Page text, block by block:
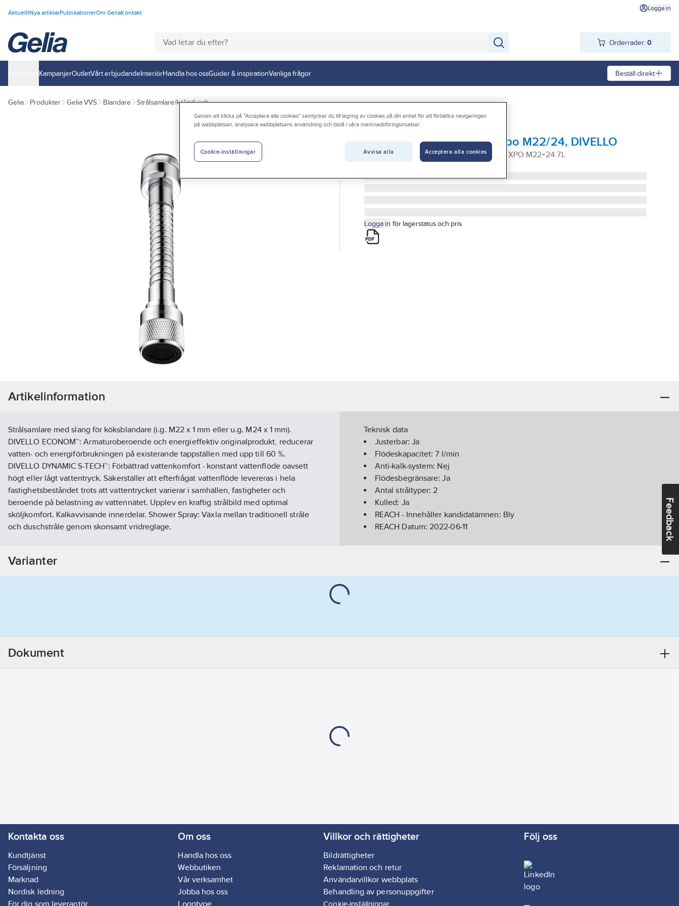
AktuelltNya artiklarPublikationerOm GeliaKontakt
Logga in
Orderrader: 0
KampanjerOutletVårt erbjudandeInteriörHandla hos ossGuider & inspirationVanliga frågor Beställ direkt
Feedback
Gelia Produkter Gelia VVS Blandare Strålsamlare/köksdusch
Strålsamlare med slang Expo M22/24, DIVELLO
STRÅLSAMLARE MED SLANG DIVELLO EXPO M22+24 7L
Logga in för lagerstatus och pris
Artikelinformation
Strålsamlare med slang för köksblandare (i.g. M22 x 1 mm eller u.g. M24 x 1 mm).
DIVELLO ECONOM™: Armaturoberoende och energieffektiv originalprodukt, reducerar
vatten- och energiförbrukningen på existerande tappställen med upp till 60 %.
DIVELLO DYNAMIC S-TECH™: Förbättrad vattenkomfort - konstant vattenflöde oavsett
högt eller lågt vattentryck. Säkerställer att efterfrågat vattenflöde levereras i hela
fastighetsbeståndet trots att vattentrycket varierar i samhällen, fastigheter och
beroende på belastning av vattennätet. Upplev en kraftig strålbild med optimal
sköljkomfort. Kalkavvisande innerdelar. Shower Spray: Växla mellan traditionell stråle
och duschstråle genom skonsamt vridreglage.
Ägarens artikelnr:
Materialklass GP13
Teknisk data
Justerbar: Ja
Flödeskapacitet:7 l/min
Anti-kalk-system: Nej
Flödesbegränsare:Ja
Antal stråltyper:2
Kulled: Ja
REACH - Innehåller kandidatämnen: Bly
REACH Datum:2022-06-11
Varianter
Dokument
Kontakta oss
Kundtjänst
Försäljning
Marknad
Nordisk ledning
För dig som leverantör
Om oss
Handla hos oss
Webbutiken
Vår verksamhet
Jobba hos oss
Logotype
Villkor och rättigheter
Bildrättigheter
Reklamation och retur
Användarvillkor webbplats
Behandling av personuppgifter
Cookie-inställningar
Följ oss
Genom att klicka på "Acceptera alla cookies" samtycker du till lagring av cookies på din enhet för att förbättra navigeringen
på webbplatsen, analysera webbplatsens användning och bistå i våra marknadsföringsinsatser.
Avvisa alla Acceptera alla cookies
Cookie-inställningar